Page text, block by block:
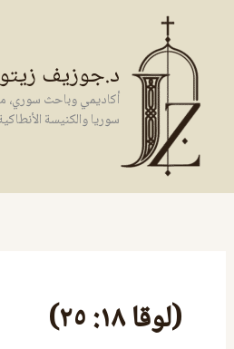
المحتوى
د.جوزيف
أكاديمي وباحث
سوريا والكنيسة
(لوقا ١٨: ٢٥)